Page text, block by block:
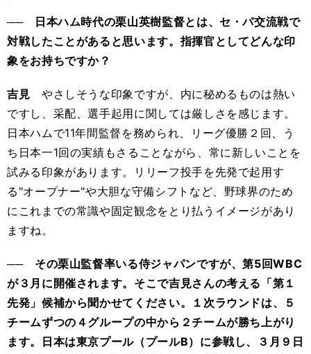
── 日本ハム時代の栗山英樹監督とは、セ・パ交流戦で
対戦したことがあると思います。指揮官としてどんな印
象をお持ちですか？
吉見 やさしそうな印象ですが、内に秘めるものは熱い
ですし、采配、選手起用に関しては厳しさを感じます。
日本ハムで11年間監督を務められ、リーグ優勝２回、う
ち日本一1回の実績もさることながら、常に新しいことを
試みる印象があります。リリーフ投手を先発で起用す
る"オープナー"や大胆な守備シフトなど、野球界のため
にこれまでの常識や固定観念をとり払うイメージがあり
ますね。
── その栗山監督率いる侍ジャパンですが、第5回WBC
が３月に開催されます。そこで吉見さんの考える「第１
先発」候補から聞かせてください。１次ラウンドは、５
チームずつの４グループの中から２チームが勝ち上がり
ます。日本は東京プール（プールB）に参戦し、３月９日